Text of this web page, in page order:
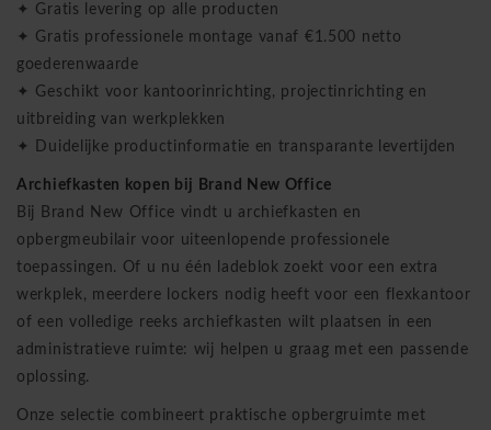
✦ Gratis levering op alle producten
✦ Gratis professionele montage vanaf €1.500 netto
goederenwaarde
✦ Geschikt voor kantoorinrichting, projectinrichting en
uitbreiding van werkplekken
✦ Duidelijke productinformatie en transparante levertijden
Archiefkasten kopen bij Brand New Office
Bij Brand New Office vindt u archiefkasten en
opbergmeubilair voor uiteenlopende professionele
toepassingen. Of u nu één ladeblok zoekt voor een extra
werkplek, meerdere lockers nodig heeft voor een flexkantoor
of een volledige reeks archiefkasten wilt plaatsen in een
administratieve ruimte: wij helpen u graag met een passende
oplossing.
Onze selectie combineert praktische opbergruimte met